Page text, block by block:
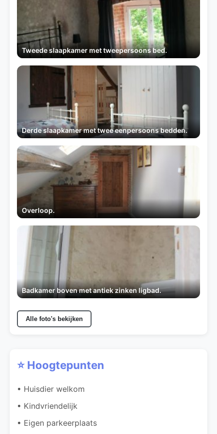
Tweede slaapkamer met tweepersoons bed.
Derde slaapkamer met twee eenpersoons bedden.
Overloop.
Badkamer boven met antiek zinken ligbad.
Alle foto's bekijken
⭐ Hoogtepunten
• Huisdier welkom
• Kindvriendelijk
• Eigen parkeerplaats